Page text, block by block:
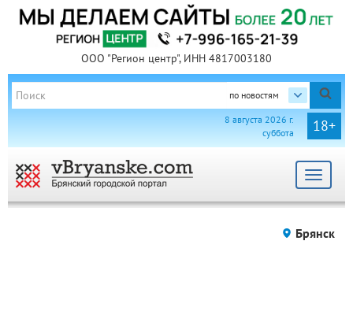
ООО "Регион центр", ИНН 4817003180
по новостям
18+
8 августа 2026 г.
суббота
Toggle
Брянск